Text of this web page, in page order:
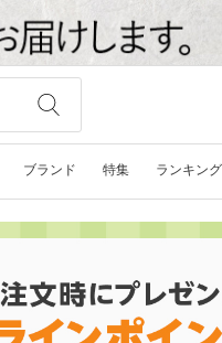
ブランド 特集 ランキング